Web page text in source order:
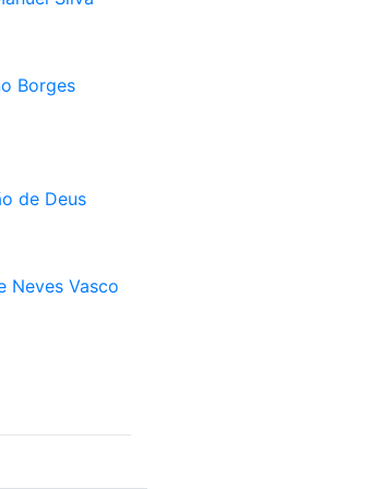
Borges
de Deus
Neves Vasco